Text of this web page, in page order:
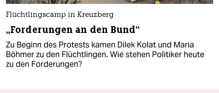
Flüchtlingscamp in Kreuzberg
„Forderungen an den Bund“
Zu Beginn des Protests kamen Dilek Kolat und Maria
Böhmer zu den Flüchtlingen. Wie stehen Politiker heute
zu den Forderungen?